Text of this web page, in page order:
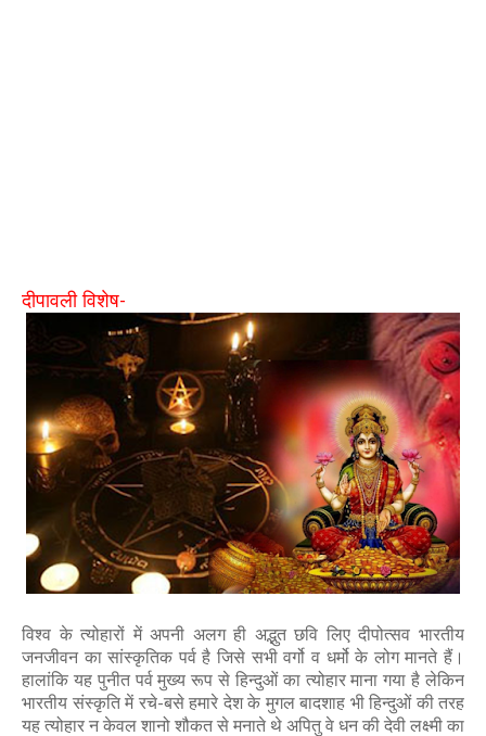
दीपावली विशेष-
विश्व के त्योहारों में अपनी अलग ही अद्भुत छवि लिए दीपोत्सव भारतीय
जनजीवन का सांस्कृतिक पर्व है जिसे सभी वर्गो व धर्मो के लोग मानते हैं।
हालांकि यह पुनीत पर्व मुख्य रूप से हिन्दुओं का त्योहार माना गया है लेकिन
भारतीय संस्कृति में रचे-बसे हमारे देश के मुगल बादशाह भी हिन्दुओं की तरह
यह त्योहार न केवल शानो शौकत से मनाते थे अपितु वे धन की देवी लक्ष्मी का